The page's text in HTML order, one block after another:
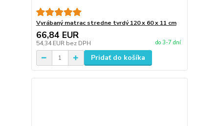
Vyrábaný matrac stredne tvrdý 120 x 60 x 11 cm
66,84 EUR
54,34 EUR bez DPH do 3-7 dní
Pridať do košíka